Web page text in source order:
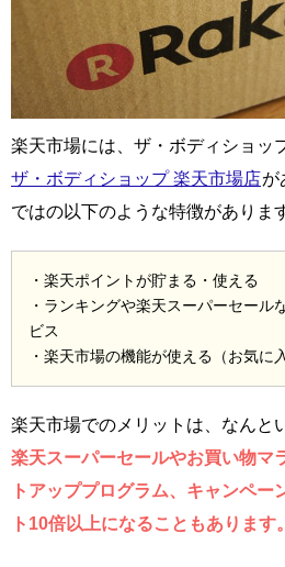
楽天市場には、ザ・ボディショッ
ザ・ボディショップ 楽天市場店が
ではの以下のような特徴がありま
・楽天ポイントが貯まる・使える
・ランキングや楽天スーパーセール
ビス
・楽天市場の機能が使える（お気に
楽天市場でのメリットは、なんと
楽天スーパーセールやお買い物マ
トアッププログラム、キャンペー
ト10倍以上になることもあります。